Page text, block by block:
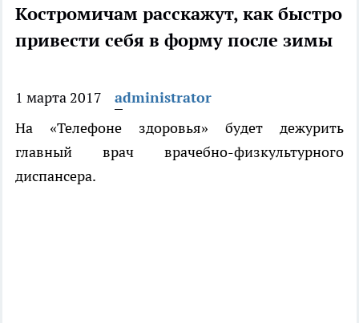
Костромичам расскажут, как быстро
привести себя в форму после зимы
1 марта 2017
administrator
На «Телефоне здоровья» будет дежурить
главный врач врачебно-физкультурного
диспансера.